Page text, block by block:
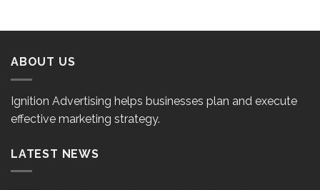
ABOUT US
Ignition Advertising helps businesses plan and execute
effective marketing strategy.
LATEST NEWS